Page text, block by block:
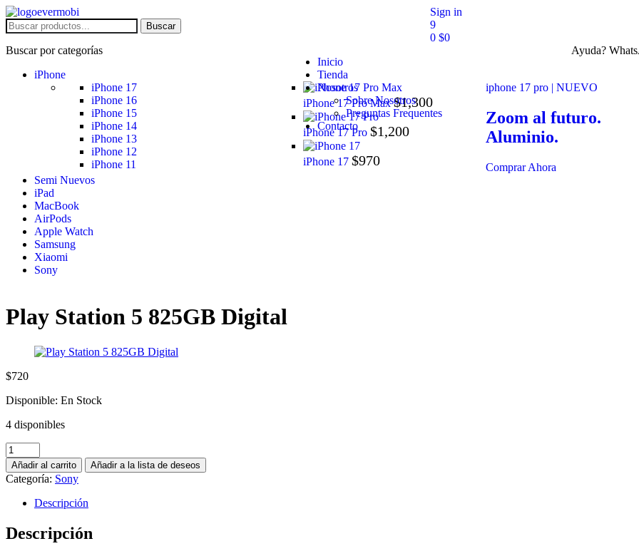
Buscar
Sign in
9
0 $0
Buscar por categorías
iPhone
iPhone 17
iPhone 16
iPhone 15
iPhone 14
iPhone 13
iPhone 12
iPhone 11
iPhone 17 Pro Max $1,300
iPhone 17 Pro $1,200
iPhone 17 $970
iphone 17 pro | NUEVO
Zoom al futuro.
Aluminio.
Comprar Ahora
Semi Nuevos
iPad
MacBook
AirPods
Apple Watch
Samsung
Xiaomi
Sony
Inicio
Tienda
Nosotros
Sobre Nosotros
Preguntas Frequentes
Contacto
Ayuda?
Play Station 5 825GB Digital
$720
Disponible: En Stock
4 disponibles
Añadir al carrito Añadir a la lista de deseos
Categoría: Sony
Descripción
Descripción